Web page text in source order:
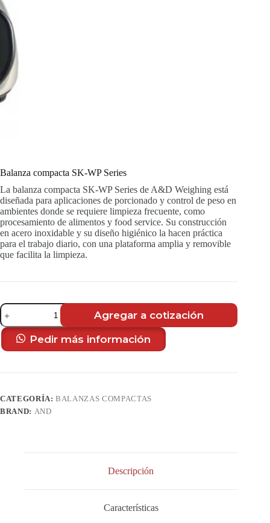
Balanza compacta SK-WP Series
La balanza compacta SK-WP Series de A&D Weighing está
diseñada para aplicaciones de porcionado y control de peso en
ambientes donde se requiere limpieza frecuente, como
procesamiento de alimentos y food service. Su construcción
en acero inoxidable y su diseño higiénico la hacen práctica
para el trabajo diario, con una plataforma amplia y removible
que facilita la limpieza.
Balanza
compacta
SK-
Series
Agregar a cotización
Pedir más información
CATEGORÍA:BALANZAS COMPACTAS
BRAND: AND
Descripción
Características